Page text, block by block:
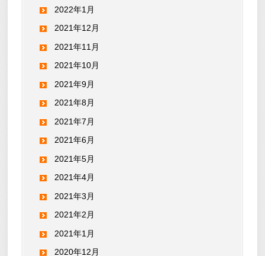
2022年1月
2021年12月
2021年11月
2021年10月
2021年9月
2021年8月
2021年7月
2021年6月
2021年5月
2021年4月
2021年3月
2021年2月
2021年1月
2020年12月